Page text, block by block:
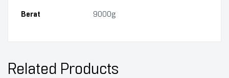
Berat 9000g
Related Products